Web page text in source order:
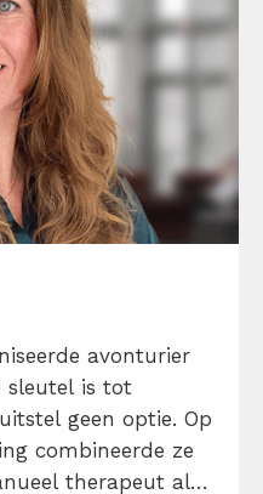
avonturier
sleutel is tot
geen optie. Op
combineerde ze
therapeut al